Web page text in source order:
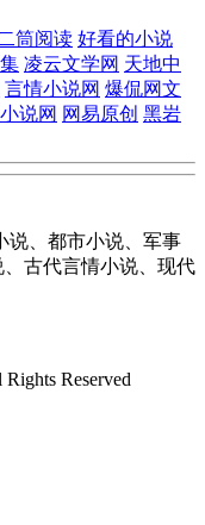
二筒阅读 好看的小说
凌云文学网 天地中
言情小说网 爆侃网文
说网 网易原创 黑岩
说、都市小说、军事
古代言情小说、现代
Reserved